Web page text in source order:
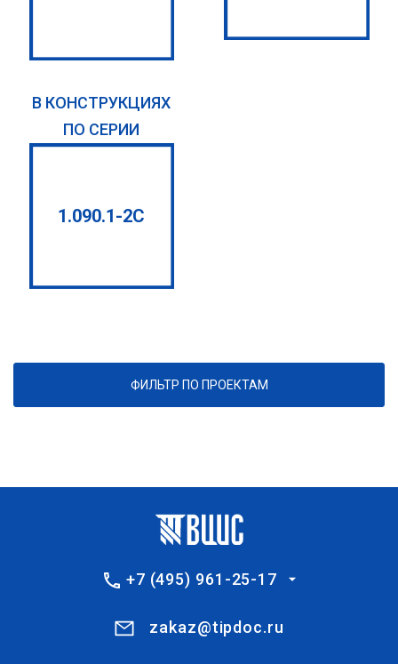
В КОНСТРУКЦИЯХ
ПО СЕРИИ
1.090.1-2С
ФИЛЬТР ПО ПРОЕКТАМ
+7 (495) 961-25-17
zakaz@tipdoc.ru